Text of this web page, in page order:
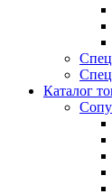
Каталог